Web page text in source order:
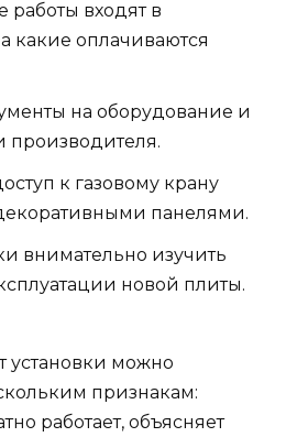
работы входят в
какие оплачиваются
на оборудование и
к газовому крану
панелями.
внимательно изучить
новой плиты.
установки можно
признакам:
работает, объясняет